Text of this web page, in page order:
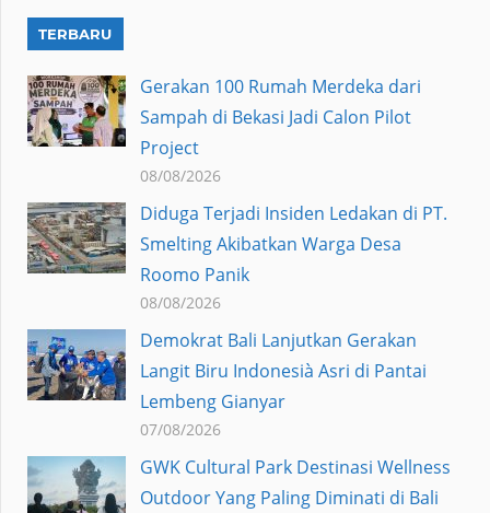
TERBARU
Gerakan 100 Rumah Merdeka dari
Sampah di Bekasi Jadi Calon Pilot
Project
08/08/2026
Diduga Terjadi Insiden Ledakan di PT.
Smelting Akibatkan Warga Desa
Roomo Panik
08/08/2026
Demokrat Bali Lanjutkan Gerakan
Langit Biru Indonesià Asri di Pantai
Lembeng Gianyar
07/08/2026
GWK Cultural Park Destinasi Wellness
Outdoor Yang Paling Diminati di Bali